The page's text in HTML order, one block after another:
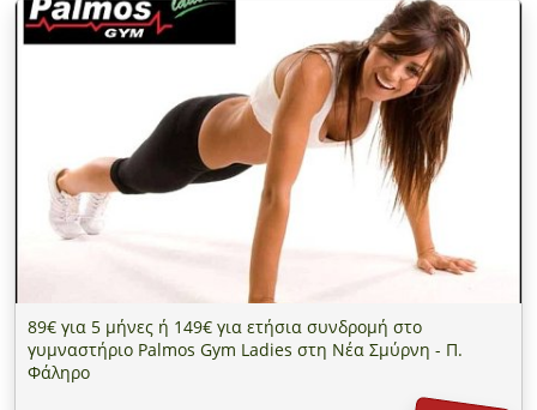
89€ για 5 μήνες ή 149€ για ετήσια συνδρομή στo
γυμναστήριo Palmos Gym Ladies στη Νέα Σμύρνη - Π.
Φάληρο